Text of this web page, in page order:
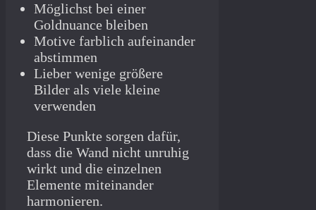
Möglichst bei einer
Goldnuance bleiben
Motive farblich aufeinander
abstimmen
Lieber wenige größere
Bilder als viele kleine
verwenden
Diese Punkte sorgen dafür,
dass die Wand nicht unruhig
wirkt und die einzelnen
Elemente miteinander
harmonieren.